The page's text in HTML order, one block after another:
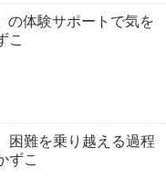
の体験サポートで気を
こ
難を乗り越える過程
ずこ